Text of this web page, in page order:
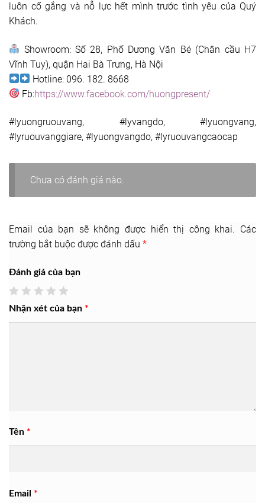
luôn cố gắng và nỗ lực hết mình trước tình yêu của Quý
Khách.
Showroom: Số 28, Phố Dương Văn Bé (Chân cầu H7
Vĩnh Tuy), quận Hai Bà Trưng, Hà Nội
Hotline: 096. 182. 8668
Fb:https://www.facebook.com/huongpresent/
#lyuongruouvang, #lyvangdo, #lyuongvang,
#lyruouvanggiare, #lyuongvangdo, #lyruouvangcaocap
Chưa có đánh giá nào.
Email của bạn sẽ không được hiển thị công khai. Các
trường bắt buộc được đánh dấu *
Đánh giá của bạn
Nhận xét của bạn *
Tên *
Email *